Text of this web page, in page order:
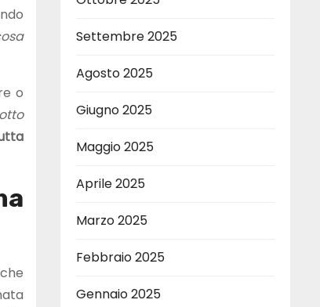
o
Settembre 2025
Agosto 2025
Giugno 2025
Maggio 2025
Aprile 2025
Marzo 2025
Febbraio 2025
Gennaio 2025